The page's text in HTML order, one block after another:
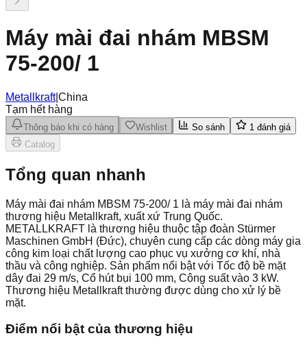
Máy mài đai nhám MBSM
75-200/ 1
Metallkraft|China
Tạm hết hàng
Thông báo khi có hàng Wishlist So sánh 1 đánh giá
Catalog
Tổng quan nhanh
Máy mài đai nhám MBSM 75-200/ 1 là máy mài đai nhám
thương hiệu Metallkraft, xuất xứ Trung Quốc.
METALLKRAFT là thương hiệu thuộc tập đoàn Stürmer
Maschinen GmbH (Đức), chuyên cung cấp các dòng máy gia
công kim loại chất lượng cao phục vụ xưởng cơ khí, nhà
thầu và công nghiệp. Sản phẩm nổi bật với Tốc độ bề mặt
dây đai 29 m/s, Cổ hút bụi 100 mm, Công suất vào 3 kW.
Thương hiệu Metallkraft thường được dùng cho xử lý bề
mặt.
Điểm nổi bật của thương hiệu